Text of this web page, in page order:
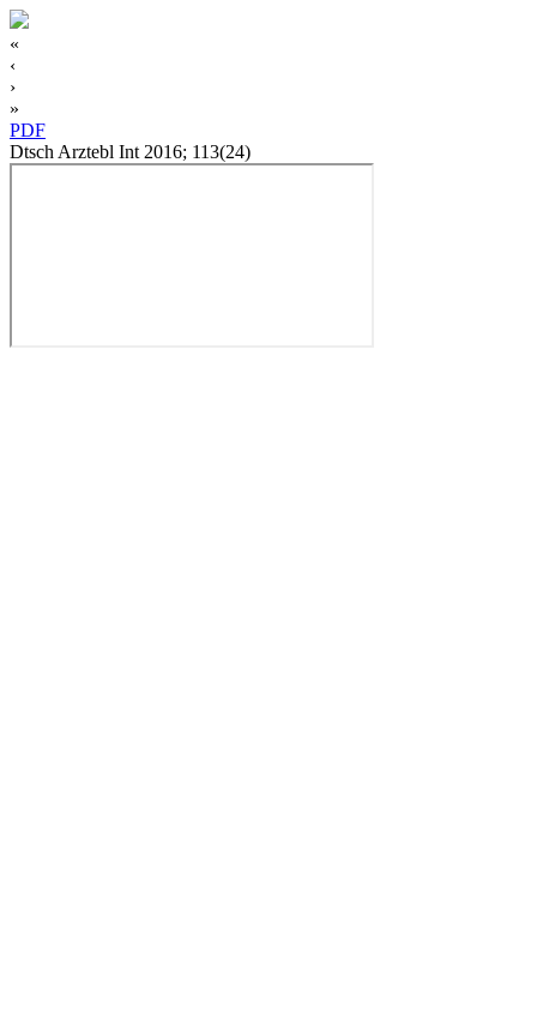
«
‹
›
»
PDF
Dtsch Arztebl Int 2016; 113(24)